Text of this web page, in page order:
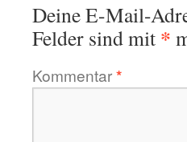
Deine E-Mail-
Felder sind mit *
Kommentar*